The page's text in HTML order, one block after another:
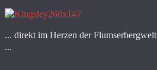
... direkt im Herzen der Flumserbergwelt
...